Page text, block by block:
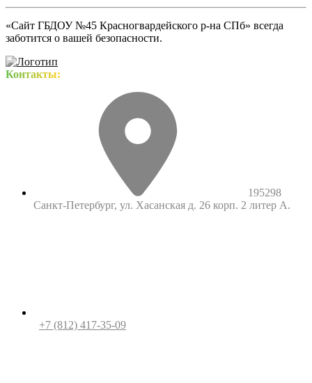
«Сайт ГБДОУ №45 Красногвардейского р-на СПб» всегда
заботится о вашей безопасности.
Контакты:
195298
Санкт-Петербург, ул. Хасанская д. 26 корп. 2 литер А.
+7 (812) 417-35-09